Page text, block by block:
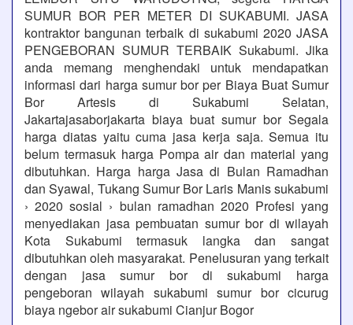
SUMUR BOR PER METER DI SUKABUMI. JASA
kontraktor bangunan terbaik di sukabumi 2020 JASA
PENGEBORAN SUMUR TERBAIK Sukabumi. Jika
anda memang menghendaki untuk mendapatkan
informasi dari harga sumur bor per Biaya Buat Sumur
Bor Artesis di Sukabumi Selatan,
Jakartajasaborjakarta biaya buat sumur bor Segala
harga diatas yaitu cuma jasa kerja saja. Semua itu
belum termasuk harga Pompa air dan material yang
dibutuhkan. Harga harga Jasa di Bulan Ramadhan
dan Syawal, Tukang Sumur Bor Laris Manis sukabumi
› 2020 sosial › bulan ramadhan 2020 Profesi yang
menyediakan jasa pembuatan sumur bor di wilayah
Kota Sukabumi termasuk langka dan sangat
dibutuhkan oleh masyarakat. Penelusuran yang terkait
dengan jasa sumur bor di sukabumi harga
pengeboran wilayah sukabumi sumur bor cicurug
biaya ngebor air sukabumi Cianjur Bogor